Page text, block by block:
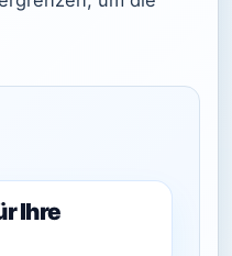
Ihre